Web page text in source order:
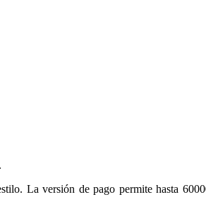
La versión de pago permite hasta